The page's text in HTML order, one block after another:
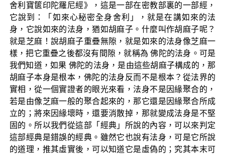
舍利寶篋印陀羅尼經》，這是一部在密教部裏的一部經，
它說到：「如來心秘密全身舍利」，就是在講如來的法
身，它說如來的法身，猶如胡麻子。什麼叫作胡麻子呢？
就是芝麻！說胡麻子重疊無隙，就是如來的法身像芝麻一
樣，把它重疊之後都沒有間隙，就稱為 佛陀的法身。可是
我們知道，如果 佛陀的法身，是由這些胡麻子構成的，那
胡麻子本身是根本，佛陀的法身反而不是根本？從法界的
實相，從一個實證者的眼光來看，法身不是因緣聚合的，
若是由像芝麻一般的聚合起來的，那它還是因緣聚合所成
立的；將來因緣壞時，還要消散掉，那就變成法身是不堅
固的。所以我們從這部「經典」所說的內容，可以來判定
這部經典是錯誤的經典。雖然它也說有法身，可是它所說
的道理，推其虛實後，可以知道它是虛偽的；究其本末可